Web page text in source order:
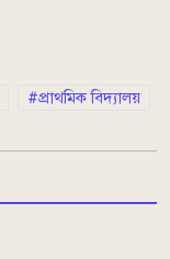
প্রাথমিক বিদ্যালয়